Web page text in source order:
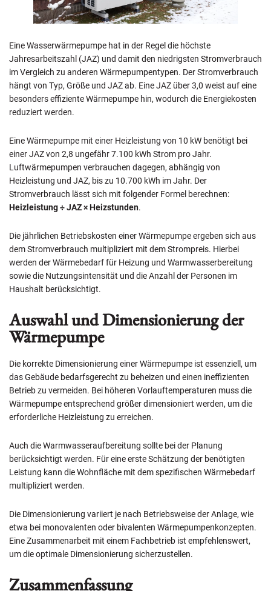
Eine Wasserwärmepumpe hat in der Regel die höchste
Jahresarbeitszahl (JAZ) und damit den niedrigsten Stromverbrauch
im Vergleich zu anderen Wärmepumpentypen. Der Stromverbrauch
hängt von Typ, Größe und JAZ ab. Eine JAZ über 3,0 weist auf eine
besonders effiziente Wärmepumpe hin, wodurch die Energiekosten
reduziert werden.
Eine Wärmepumpe mit einer Heizleistung von 10 kW benötigt bei
einer JAZ von 2,8 ungefähr 7.100 kWh Strom pro Jahr.
Luftwärmepumpen verbrauchen dagegen, abhängig von
Heizleistung und JAZ, bis zu 10.700 kWh im Jahr. Der
Stromverbrauch lässt sich mit folgender Formel berechnen:
Heizleistung ÷ JAZ × Heizstunden.
Die jährlichen Betriebskosten einer Wärmepumpe ergeben sich aus
dem Stromverbrauch multipliziert mit dem Strompreis. Hierbei
werden der Wärmebedarf für Heizung und Warmwasserbereitung
sowie die Nutzungsintensität und die Anzahl der Personen im
Haushalt berücksichtigt.
Auswahl und Dimensionierung der
Wärmepumpe
Die korrekte Dimensionierung einer Wärmepumpe ist essenziell, um
das Gebäude bedarfsgerecht zu beheizen und einen ineffizienten
Betrieb zu vermeiden. Bei höheren Vorlauftemperaturen muss die
Wärmepumpe entsprechend größer dimensioniert werden, um die
erforderliche Heizleistung zu erreichen.
Auch die Warmwasseraufbereitung sollte bei der Planung
berücksichtigt werden. Für eine erste Schätzung der benötigten
Leistung kann die Wohnfläche mit dem spezifischen Wärmebedarf
multipliziert werden.
Die Dimensionierung variiert je nach Betriebsweise der Anlage, wie
etwa bei monovalenten oder bivalenten Wärmepumpenkonzepten.
Eine Zusammenarbeit mit einem Fachbetrieb ist empfehlenswert,
um die optimale Dimensionierung sicherzustellen.
Zusammenfassung